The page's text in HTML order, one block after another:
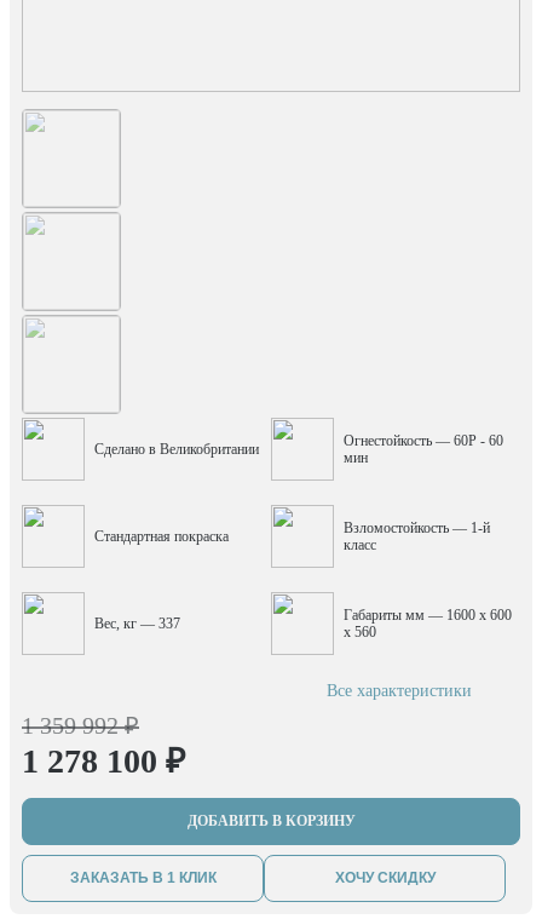
Сделано в Великобритании
Огнестойкость — 60P - 60
мин
Стандартная покраска
Взломостойкость — 1-й
класс
Вес, кг — 337
Габариты мм — 1600 x 600
x 560
Все характеристики
1 359 992 ₽
1 278 100 ₽
ДОБАВИТЬ В КОРЗИНУ
ЗАКАЗАТЬ В 1 КЛИК ХОЧУ СКИДКУ